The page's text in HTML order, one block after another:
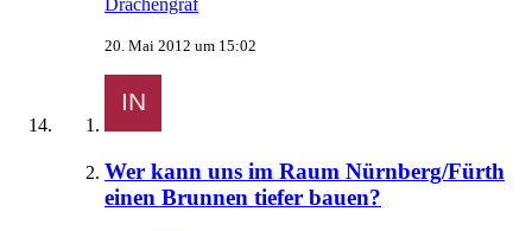
Drachengraf
20. Mai 2012 um 15:02
Wer kann uns im Raum Nürnberg/Fürth
einen Brunnen tiefer bauen?